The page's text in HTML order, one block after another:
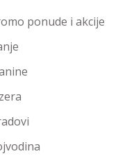
ponude i akcije